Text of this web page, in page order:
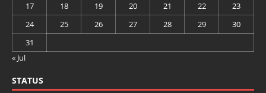
17
18 19 20 21 22
23
24
25 26 27 28 29
30
31
« Jul
STATUS